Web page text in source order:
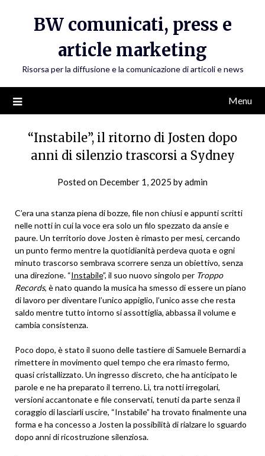
BW comunicati, press e
article marketing
Risorsa per la diffusione e la comunicazione di articoli e news
Menu
“Instabile”, il ritorno di Josten dopo
anni di silenzio trascorsi a Sydney
Posted on December 1, 2025 byadmin
C’era una stanza piena di bozze, file non chiusi e appunti scritti
nelle notti in cui la voce era solo un filo spezzato da ansie e
paure. Un territorio dove Josten è rimasto per mesi, cercando
un punto fermo mentre la quotidianità perdeva quota e ogni
minuto trascorso sembrava scorrere senza un obiettivo, senza
una direzione. “Instabile”, il suo nuovo singolo per Troppo
Records, è nato quando la musica ha smesso di essere un piano
di lavoro per diventare l’unico appiglio, l’unico asse che resta
saldo mentre tutto intorno si assottiglia, abbassa il volume e
cambia consistenza.
Poco dopo, è stato il suono delle tastiere di Samuele Bernardi a
rimettere in movimento quel tempo che era rimasto fermo,
quasi cristallizzato. Un ingresso discreto, che ha anticipato le
parole e ne ha preparato il terreno. Lì, tra notti irregolari,
versioni accantonate e file conservati, tenuti da parte senza il
coraggio di lasciarli uscire, “Instabile” ha trovato finalmente una
forma e ha concesso a Josten la possibilità di rialzare lo sguardo
dopo anni di ricostruzione silenziosa.